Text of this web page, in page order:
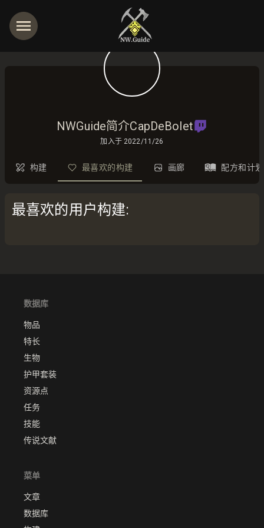
NWGuide简介CapDeBolet
加入于 2022/11/26
构建 最喜欢的构建 画廊 配方和计
最喜欢的用户构建:
数据库
物品
特长
生物
护甲套装
资源点
任务
技能
传说文献
菜单
文章
数据库